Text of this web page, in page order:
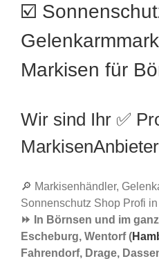
☑️
Markisen für
Wir sind Ihr ✅
🔎 Markisenhändler,
Sonnenschutz Shop Profi
⏩ In Börnsen und im
Escheburg, Wentorf (
Fahrendorf, Drage,